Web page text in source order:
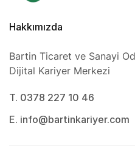
Hakkımızda
Bartin Ticaret ve Sanayi
Dijital Kariyer Merkezi
T. 0378 227 10 46
E. info@bartinkariyer.com